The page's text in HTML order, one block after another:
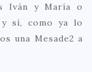
Iván y María o
sí, como ya lo
una Mesade2 a